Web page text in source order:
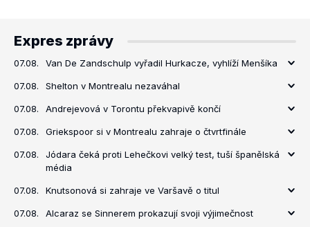
Expres zprávy
07.08. Van De Zandschulp vyřadil Hurkacze, vyhlíží Menšíka
07.08. Shelton v Montrealu nezaváhal
07.08. Andrejevová v Torontu překvapivě končí
07.08. Griekspoor si v Montrealu zahraje o čtvrtfinále
07.08.
Jódara čeká proti Lehečkovi velký test, tuší španělská
média
07.08. Knutsonová si zahraje ve Varšavě o titul
07.08. Alcaraz se Sinnerem prokazují svoji výjimečnost